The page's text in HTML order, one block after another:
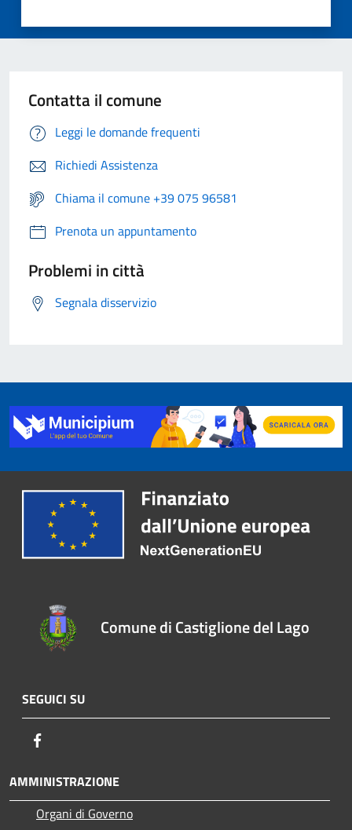
Contatta il comune
Leggi le domande frequenti
Richiedi Assistenza
Chiama il comune +39 075 96581
Prenota un appuntamento
Problemi in città
Segnala disservizio
Comune di Castiglione del Lago
SEGUICI SU
AMMINISTRAZIONE
Organi di Governo